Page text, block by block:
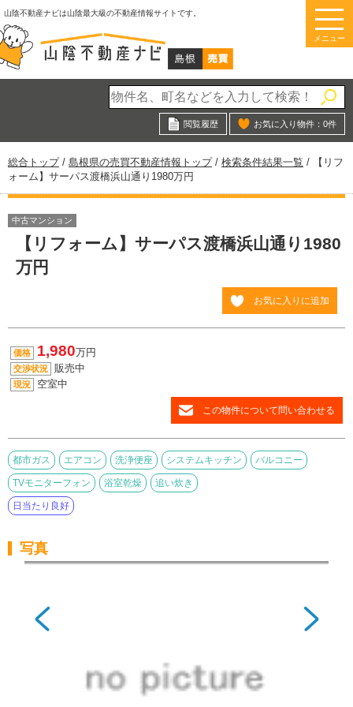
このページの本文へ
山陰不動産ナビは山陰最大級の不動産情報サイトです。
メニュー
閲覧履歴 お気に入り物件： 0件
現
在
の
置：
総合トップ/ 島根県の売買不動産情報トップ/ 検索条件結果一覧 /
【リフ
ォーム】サーパス渡橋浜山通り1980万円
中古マンション
【リフォーム】サーパス渡橋浜山通り1980
万円
お気に入りに追加
価格 1,980万円
交渉状況 販売中
現況 空室中
この物件について問い合わせる
都市ガス エアコン 洗浄便座 システムキッチン バルコニー
TVモニターフォン 浴室乾燥 追い炊き
日当たり良好
写真